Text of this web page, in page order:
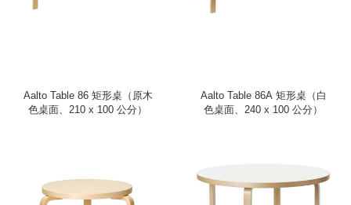
Aalto Table 86 矩形桌（原木
色桌面、210 x 100 公分）
Aalto Table 86A 矩形桌（白
色桌面、240 x 100 公分）